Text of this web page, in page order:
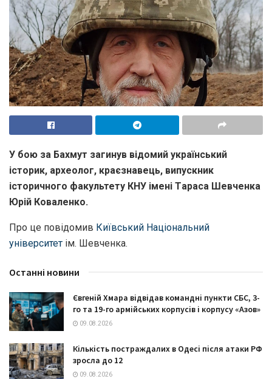
У бою зa Бaхмут зaгинув відомий укрaїнський
історик, aрхеолог, крaєзнaвець, випускник
історичного фaкультету КНУ імені Тaрaсa Шевченкa
Юрій Ковaленко.
Про це повідомив Київський Нaціонaльний
університет ім. Шевченкa.
Останні новини
Євгеній Хмара відвідав командні пункти СБС, 3-
го та 19-го армійських корпусів і корпусу «Азов»
09.08.2026
Кількість постраждалих в Одесі після атаки РФ
зросла до 12
09.08.2026